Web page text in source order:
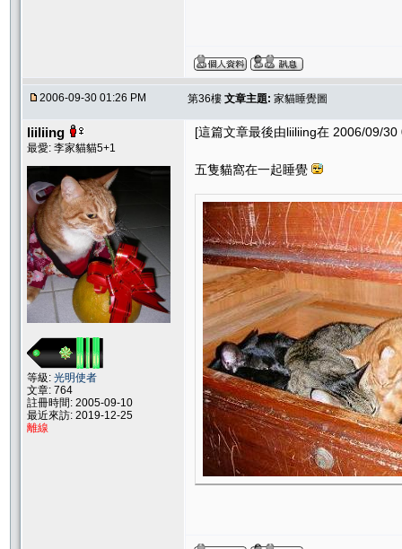
2006-09-30 01:26 PM 第36樓 文章主題: 家貓睡覺圖
liiliing
最愛: 李家貓貓5+1
等級: 光明使者
文章: 764
註冊時間: 2005-09-10
最近來訪: 2019-12-25
離線
[這篇文章最後由liiliing在 2006/09/
五隻貓窩在一起睡覺